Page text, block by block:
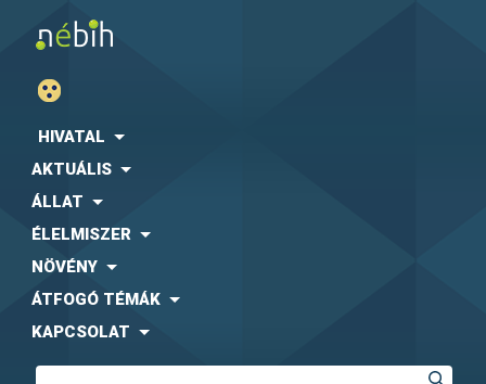
HIVATAL
AKTUÁLIS
ÁLLAT
ÉLELMISZER
NÖVÉNY
ÁTFOGÓ TÉMÁK
KAPCSOLAT